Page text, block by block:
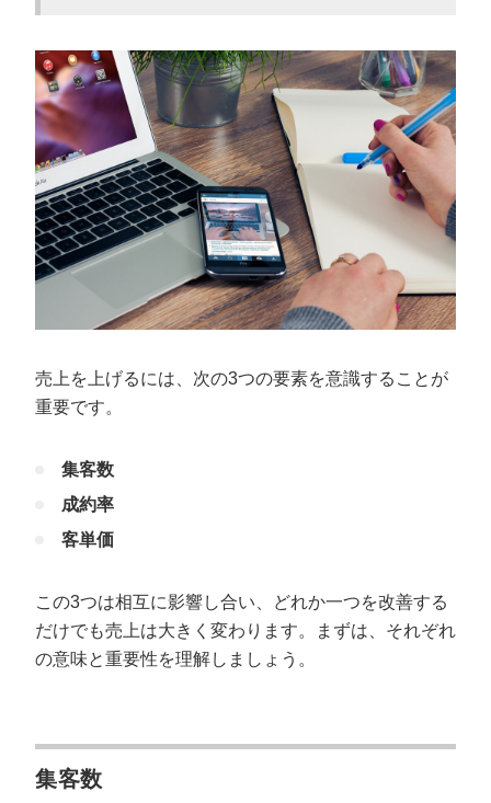
オウンドメディアを運用する
SNSを運用する
自社独自の強みや価値をアピールする
フックとなるキャンペーンを考える
購入者向けのコンテンツを発信する
既存顧客にアップセル・クロスセルを狙う
営業スタッフ育成に力を入れる
顧客の意見を取り入れる
売上を上げる際の3つの注意点
売上を上げると同時にコスト削減の方法も考える
業務効率を意識する
ださい
売上を上げるには、次の3つの要素を意識することが
重要です。
集客数
成約率
客単価
この3つは相互に影響し合い、どれか一つを改善する
だけでも売上は大きく変わります。まずは、それぞれ
の意味と重要性を理解しましょう。
集客数